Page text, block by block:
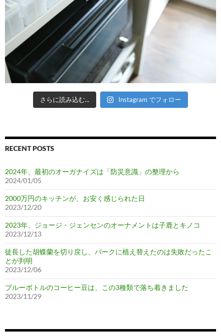
さらに読み込む... Instagram でフォロー
RECENT POSTS
2024年、最初のオーガナイズは「防災意識」の整理から
2024/01/05
2000万円のキッチンが、お安く感じられた日
2023/12/20
2023年、ジョージ・ジェンセンのオーナメントは子鹿とキノコ
2023/12/13
徒長した胡蝶蘭を切り戻し、バークに植え替えたのは失敗だったこ
とが判明
2023/12/06
ブルーボトルのコーヒー豆は、この3種類で落ち着きました
2023/11/29